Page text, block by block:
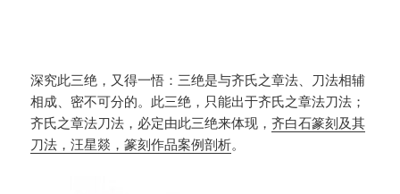
深究此三绝，又得一悟：三绝是与齐氏之章法、刀法相辅
相成、密不可分的。此三绝，只能出于齐氏之章法刀法；
齐氏之章法刀法，必定由此三绝来体现，齐白石篆刻及其
刀法，汪星燚，篆刻作品案例剖析。